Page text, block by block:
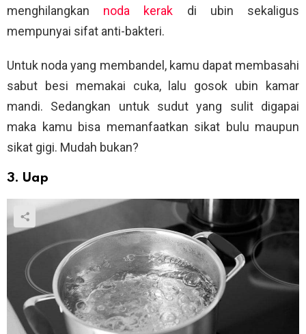
menghilangkan noda kerak di ubin sekaligus
mempunyai sifat anti-bakteri.
Untuk noda yang membandel, kamu dapat membasahi
sabut besi memakai cuka, lalu gosok ubin kamar
mandi. Sedangkan untuk sudut yang sulit digapai
maka kamu bisa memanfaatkan sikat bulu maupun
sikat gigi. Mudah bukan?
3. Uap